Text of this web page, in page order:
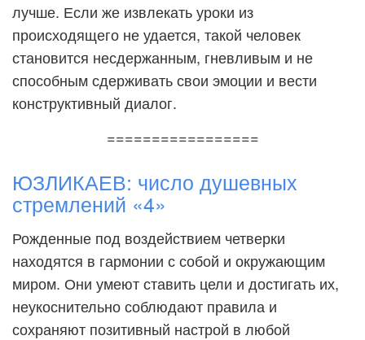
лучше. Если же извлекать уроки из
происходящего не удается, такой человек
становится несдержанным, гневливым и не
способным сдерживать свои эмоции и вести
конструктивный диалог.
=================
ЮЗЛИКАЕВ: число душевных
стремлений «4»
Рожденные под воздействием четверки
находятся в гармонии с собой и окружающим
миром. Они умеют ставить цели и достигать их,
неукоснительно соблюдают правила и
сохраняют позитивный настрой в любой